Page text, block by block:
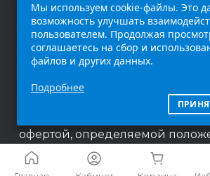
интернет-сайт (
исключительно
ни при каких условиях не
офертой, определяемой
437 п.2 Гражданского
Федерации.
Мы используем cookie-файлы. Это
возможность улучшать
пользователем. Продолжая
соглашаетесь на сбор и
файлов и других данных.
Подробнее